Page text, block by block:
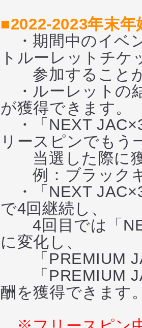
■2022-2023年末
・期間中のイベ
トルーレットチケ
参加すること
・ルーレットの
が獲得できます。
・「NEXT
リースピンでもう
当選した際に獲
例：ブラック
・「NEXT
で4回継続し、
4回目では「
に変化し、
「PREMIUM
「PREMIUM
酬を獲得できます